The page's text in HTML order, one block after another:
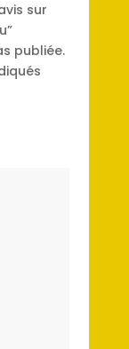
sur
publiée.